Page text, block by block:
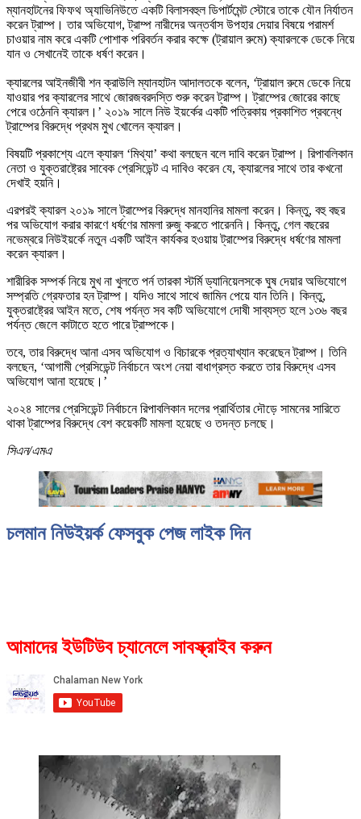
ম্যানহাটনের ফিফথ অ্যাভিনিউতে একটি বিলাসবহুল ডিপার্টমেন্ট স্টোরে তাকে যৌন নির্যাতন
করেন ট্রাম্প। তার অভিযোগ, ট্রাম্প নারীদের অন্তর্বাস উপহার দেয়ার বিষয়ে পরামর্শ
চাওয়ার নাম করে একটি পোশাক পরিবর্তন করার কক্ষে (ট্রায়াল রুমে) ক্যারলকে ডেকে নিয়ে
যান ও সেখানেই তাকে ধর্ষণ করেন।
ক্যারলের আইনজীবী শন ক্রাউলি ম্যানহাটন আদালতকে বলেন, ‘ট্রায়াল রুমে ডেকে নিয়ে
যাওয়ার পর ক্যারলের সাথে জোরজবরদস্তি শুরু করেন ট্রাম্প। ট্রাম্পের জোরের কাছে
পেরে ওঠেননি ক্যারল।’ ২০১৯ সালে নিউ ইয়র্কের একটি পত্রিকায় প্রকাশিত প্রবন্ধে
ট্রাম্পের বিরুদ্ধে প্রথম মুখ খোলেন ক্যারল।
বিষয়টি প্রকাশ্যে এলে ক্যারল ‘মিথ্যা’ কথা বলছেন বলে দাবি করেন ট্রাম্প। রিপাবলিকান
নেতা ও যুক্তরাষ্ট্রের সাবেক প্রেসিডেন্ট এ দাবিও করেন যে, ক্যারলের সাথে তার কখনো
দেখাই হয়নি।
এরপরই ক্যারল ২০১৯ সালে ট্রাম্পের বিরুদ্ধে মানহানির মামলা করেন। কিন্তু, বহু বছর
পর অভিযোগ করার কারণে ধর্ষণের মামলা রুজু করতে পারেননি। কিন্তু, গেল বছরের
নভেম্বরে নিউইয়র্কে নতুন একটি আইন কার্যকর হওয়ায় ট্রাম্পের বিরুদ্ধে ধর্ষণের মামলা
করেন ক্যারল।
শারীরিক সম্পর্ক নিয়ে মুখ না খুলতে পর্ন তারকা স্টর্মি ড্যানিয়েলসকে ঘুষ দেয়ার অভিযোগে
সম্প্রতি গ্রেফতার হন ট্রাম্প। যদিও সাথে সাথে জামিন পেয়ে যান তিনি। কিন্তু,
যুক্তরাষ্ট্রের আইন মতে, শেষ পর্যন্ত সব কটি অভিযোগে দোষী সাব্যস্ত হলে ১৩৬ বছর
পর্যন্ত জেলে কাটাতে হতে পারে ট্রাম্পকে।
তবে, তার বিরুদ্ধে আনা এসব অভিযোগ ও বিচারকে প্রত্যাখ্যান করেছেন ট্রাম্প। তিনি
বলছেন, ‘আগামী প্রেসিডেন্ট নির্বাচনে অংশ নেয়া বাধাগ্রস্ত করতে তার বিরুদ্ধে এসব
অভিযোগ আনা হয়েছে।’
২০২৪ সালের প্রেসিডেন্ট নির্বাচনে রিপাবলিকান দলের প্রার্থিতার দৌড়ে সামনের সারিতে
থাকা ট্রাম্পের বিরুদ্ধে বেশ কয়েকটি মামলা হয়েছে ও তদন্ত চলছে।
সিএন/এমএ
চলমান নিউইয়র্ক ফেসবুক পেজ লাইক দিন
আমাদের ইউটিউব চ্যানেলে সাবস্ক্রাইব করুন